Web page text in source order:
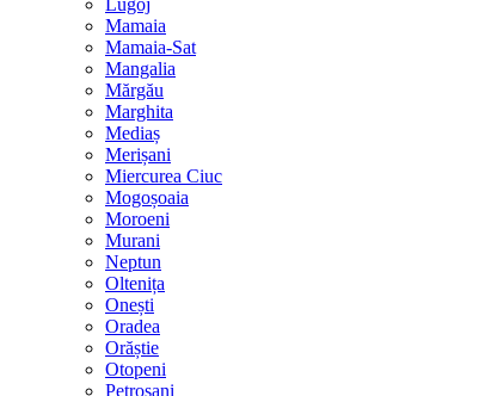
Lugoj
Mamaia
Mamaia-Sat
Mangalia
Mărgău
Marghita
Mediaș
Merișani
Miercurea Ciuc
Mogoșoaia
Moroeni
Murani
Neptun
Oltenița
Onești
Oradea
Orăștie
Otopeni
Petroșani